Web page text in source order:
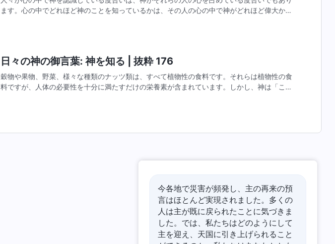
ます。心の中でどれほど神のことを知っているかは、その人の心の中で神がどれほど偉大か、
日々の神の御言葉: 神を知る | 抜粋 176
穀物や果物、野菜、様々な種類のナッツ類は、すべて植物性の食料です。それらは植物性の食
料ですが、人体の必要性を十分に満たすだけの栄養素が含まれています。しかし、神は「これ
今各地で災害が頻発し、主の再来の預
言はほとんど実現されました。多くの
人は主が既に戻られたことに気づきま
した。では、私たちはどのようにして
主を迎え、天国に引き上げられること